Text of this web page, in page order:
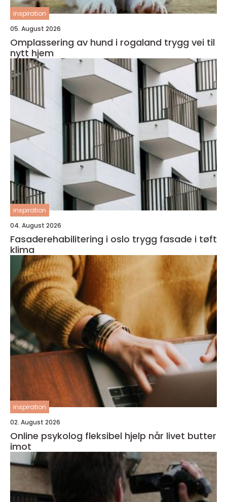
inspiration
05. August 2026
Omplassering av hund i rogaland trygg vei til
nytt hjem
inspiration
04. August 2026
Fasaderehabilitering i oslo trygg fasade i tøft
klima
inspiration
02. August 2026
Online psykolog fleksibel hjelp når livet butter
imot